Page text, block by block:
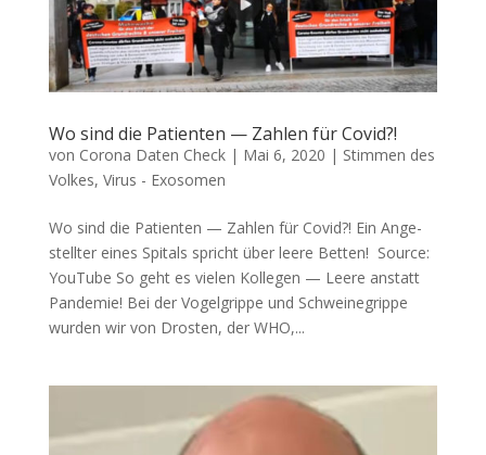
Wo sind die Patienten — Zahlen für Covid?!
von Corona Daten Check| Mai 6, 2020 | Stimmen des
Volkes, Virus - Exosomen
Wo sind die Patienten — Zahlen für Covid?! Ein Ange­
stell­ter eines Spi­tals spricht über lee­re Betten! Source:
You­Tube So geht es vie­len Kol­le­gen — Lee­re anstatt
Pandemie! Bei der Vogel­grip­pe und Schwei­ne­grip­pe
wur­den wir von Dros­ten, der WHO,...